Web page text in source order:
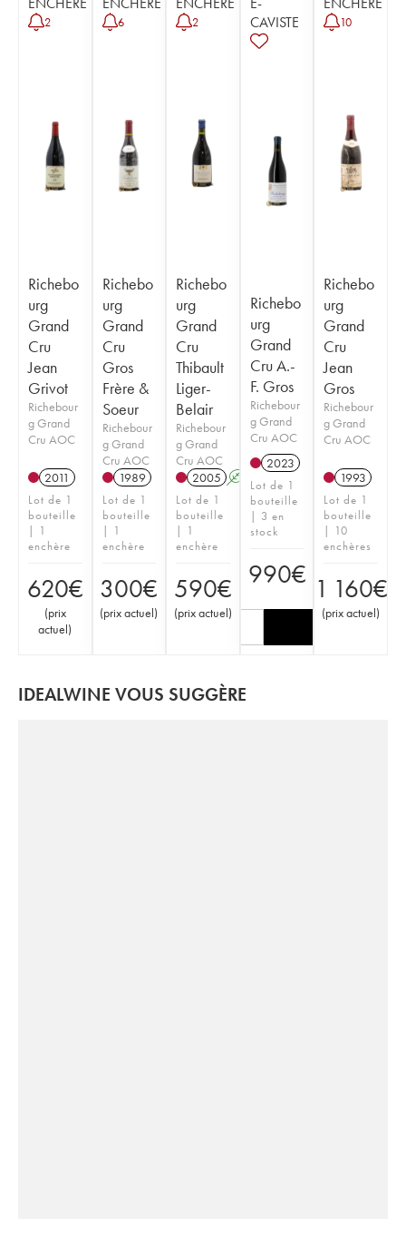
2
Richebo
urg
Grand
Cru
Jean
Grivot
Richebour
g Grand
Cru AOC
2011
Lot de 1
bouteille
| 1
enchère
620€
(prix
actuel)
6
Richebo
urg
Grand
Cru
Gros
Frère &
Soeur
Richebour
g Grand
Cru AOC
1989
Lot de 1
bouteille
| 1
enchère
300€
(prix actuel)
2
Richebo
urg
Grand
Cru
Thibault
Liger-
Belair
Richebour
g Grand
Cru AOC
2005 A
Lot de 1
bouteille
| 1
enchère
590€
(prix actuel)
CAVISTE
Richebo
urg
Grand
Cru A.-
F. Gros
Richebour
g Grand
Cru AOC
2023
Lot de 1
bouteille
| 3 en
stock
990€
10
Richebo
urg
Grand
Cru
Jean
Gros
Richebour
g Grand
Cru AOC
1993
Lot de 1
bouteille
| 10
enchères
1 160€
(prix actuel)
IDEALWINE VOUS SUGGÈRE